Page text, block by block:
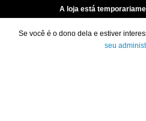
A loja está
Se você é o dono dela e estiver
seu